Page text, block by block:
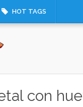
HOT TAGS
con